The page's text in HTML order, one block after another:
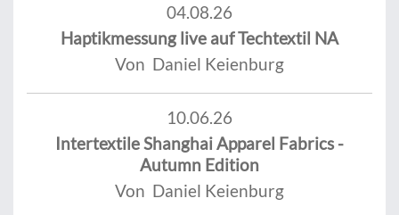
04.08.26
Haptikmessung live auf Techtextil NA
Von Daniel Keienburg
10.06.26
Intertextile Shanghai Apparel Fabrics -
Autumn Edition
Von Daniel Keienburg